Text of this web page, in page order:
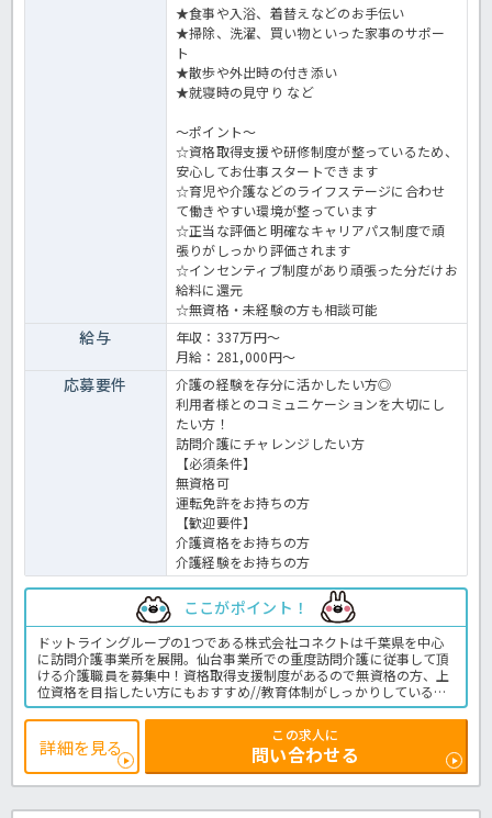
★⾷事や⼊浴、着替えなどのお⼿伝い
★掃除、洗濯、買い物といった家事のサポー
ト
★散歩や外出時の付き添い
★就寝時の⾒守り など
～ポイント～
☆資格取得支援や研修制度が整っているため、
安心してお仕事スタートできます
☆育児や介護などのライフステージに合わせ
て働きやすい環境が整っています
☆正当な評価と明確なキャリアパス制度で頑
張りがしっかり評価されます
☆インセンティブ制度があり頑張った分だけお
給料に還元
☆無資格・未経験の方も相談可能
給与
年収：337万円～
月給：281,000円～
応募要件
介護の経験を存分に活かしたい方◎
利用者様とのコミュニケーションを大切にし
たい方！
訪問介護にチャレンジしたい方
【必須条件】
無資格可
運転免許をお持ちの方
【歓迎要件】
介護資格をお持ちの方
介護経験をお持ちの方
ここがポイント！
ドットライングループの1つである株式会社コネクトは千葉県を中心
に訪問介護事業所を展開。仙台事業所での重度訪問介護に従事して頂
ける介護職員を募集中！資格取得支援制度があるので無資格の方、上
位資格を目指したい方にもおすすめ//教育体制がしっかりしているの
で訪問介護に不安がある方も安心してお仕事スタートできます！手当
が手厚く高給与が目指せます。独自のインセンティブ制度があるので
頑張った分だけ更にお給料に還元！年間休日120日とプライベートの
時間もしっかり確保できます☆ご興味をお持ちでしたら、是非ほっ介
護へお問い合わせ下さい。
訪問介護事業所での介護業務全般です。
＜介護職 正職員 訪問介護の求人＞
詳細を見る
この求人に
問い合わせる